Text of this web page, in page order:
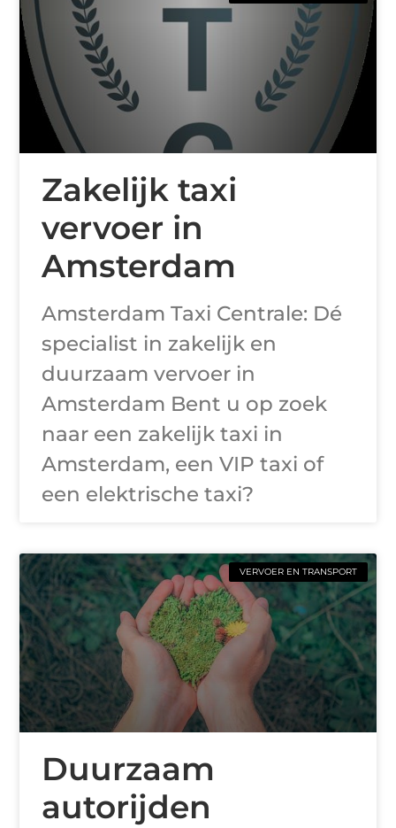
Zakelijk taxi
vervoer in
Amsterdam
Amsterdam Taxi Centrale: Dé
specialist in zakelijk en
duurzaam vervoer in
Amsterdam Bent u op zoek
naar een zakelijk taxi in
Amsterdam, een VIP taxi of
een elektrische taxi?
VERVOER EN TRANSPORT
Duurzaam
autorijden